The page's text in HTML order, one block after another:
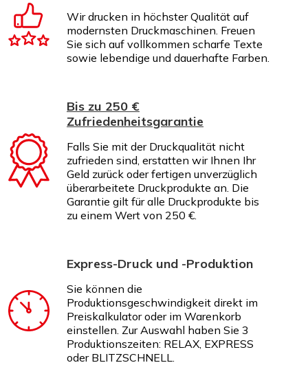
Wir drucken in höchster Qualität auf
modernsten Druckmaschinen. Freuen
Sie sich auf vollkommen scharfe Texte
sowie lebendige und dauerhafte Farben.
Bis zu 250 €
Zufriedenheitsgarantie
Falls Sie mit der Druckqualität nicht
zufrieden sind, erstatten wir Ihnen Ihr
Geld zurück oder fertigen unverzüglich
überarbeitete Druckprodukte an. Die
Garantie gilt für alle Druckprodukte bis
zu einem Wert von 250 €.
Express-Druck und -Produktion
Sie können die
Produktionsgeschwindigkeit direkt im
Preiskalkulator oder im Warenkorb
einstellen. Zur Auswahl haben Sie 3
Produktionszeiten: RELAX, EXPRESS
oder BLITZSCHNELL.